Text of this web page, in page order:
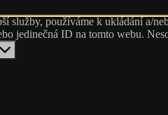
služby, používáme k ukládání a/
jedinečná ID na tomto webu.